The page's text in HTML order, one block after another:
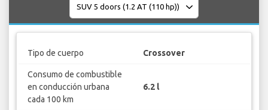
Tipo de cuerpo Crossover
Consumo de combustible
en conducción urbana
cada 100 km
6.2 l